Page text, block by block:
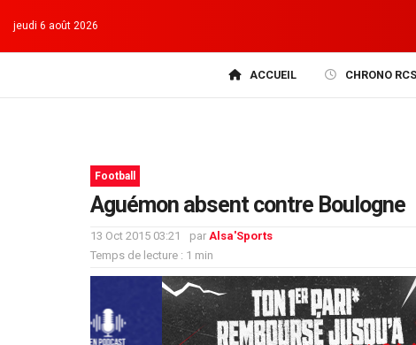
jeudi 6 août 2026
ACCUEIL CHRONO
Football
Aguémon absent contre Boulogne
13 Oct 2015 03:21 par Alsa'Sports
Temps de lecture : 1 min